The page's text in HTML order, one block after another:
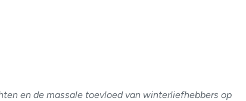
en de massale toevloed van winterliefhebbers op